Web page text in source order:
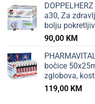
a30, Za
bolju
90,00 KM
bočice
zglobova,
119,00 KM